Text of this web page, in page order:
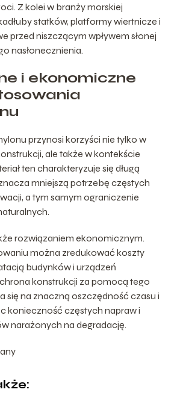
Z kolei w branży morskiej
statków, platformy wiertnicze i
przed niszczącym wpływem słonej
nasłonecznienia.
i ekonomiczne
przynosi korzyści nie tylko w
ale także w kontekście
ten charakteryzuje się długą
mniejszą potrzebę częstych
a tym samym ograniczenie
rozwiązaniem ekonomicznym.
można zredukować koszty
budynków i urządzeń
konstrukcji za pomocą tego
się na znaczną oszczędność czasu i
konieczność częstych napraw i
narażonych na degradację.